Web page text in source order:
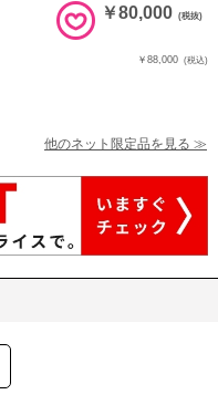
￥80,000 (税抜)
￥88,000 (税込)
他のネット限定品を見る ≫